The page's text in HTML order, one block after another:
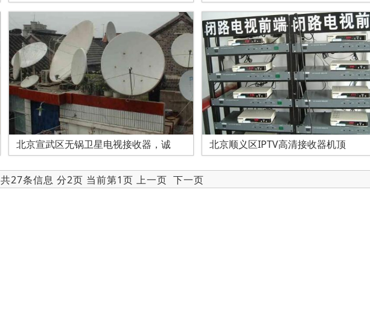
北京宣武区无锅卫星电视接收器，诚 北京顺义区IPTV高清接收器机顶
共27条信息 分2页 当前第1页 上一页 下一页